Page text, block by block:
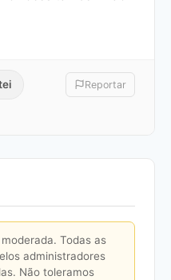
Reportar
Todas as
administradores
Não toleramos